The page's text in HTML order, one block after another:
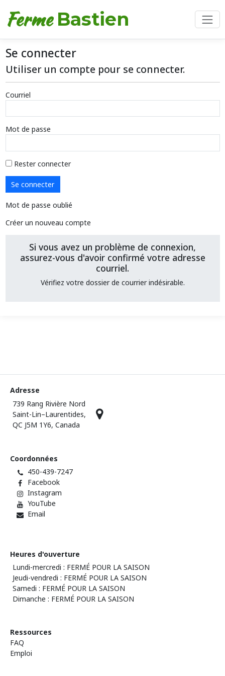
Ferme Bastien
Se connecter
Utiliser un compte pour se connecter.
Courriel
Mot de passe
Rester connecter
Se connecter
Mot de passe oublié
Créer un nouveau compte
Si vous avez un problème de connexion,
assurez-vous d'avoir confirmé votre adresse
courriel.
Vérifiez votre dossier de courrier indésirable.
Adresse
739 Rang Rivière Nord
Saint-Lin–Laurentides,
QC J5M 1Y6, Canada
Coordonnées
450-439-7247
Facebook
Instagram
YouTube
Email
Heures d'ouverture
Lundi-mercredi : FERMÉ POUR LA SAISON
Jeudi-vendredi : FERMÉ POUR LA SAISON
Samedi : FERMÉ POUR LA SAISON
Dimanche : FERMÉ POUR LA SAISON
Ressources
FAQ
Emploi